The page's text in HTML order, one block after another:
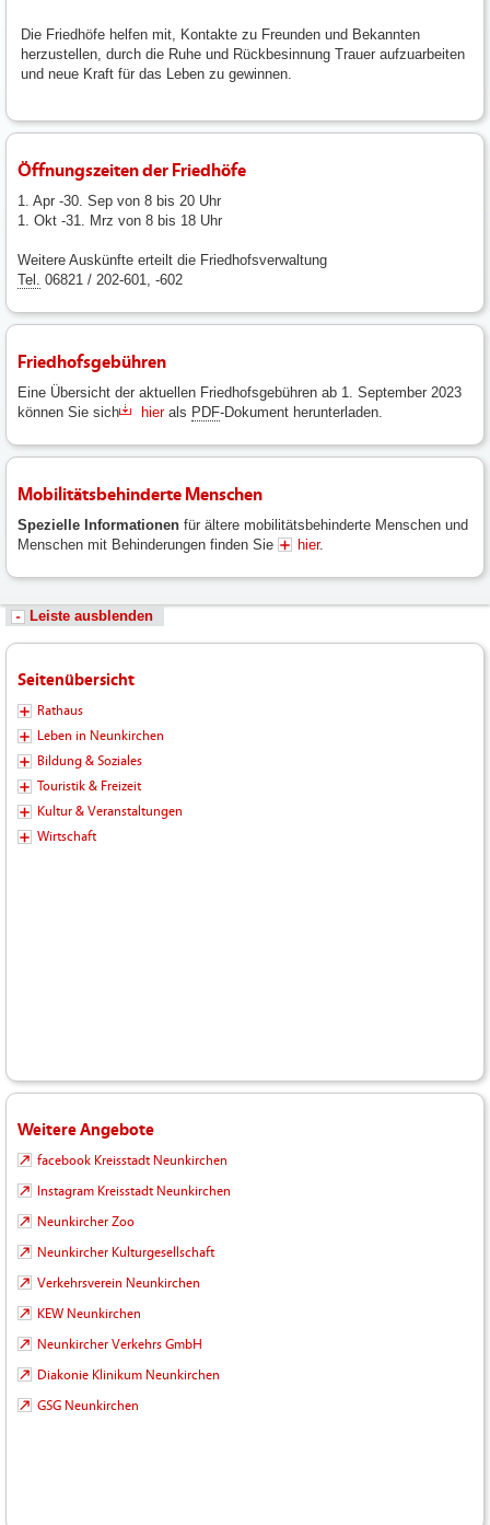
Die Friedhöfe helfen mit, Kontakte zu Freunden und Bekannten
herzustellen, durch die Ruhe und Rückbesinnung Trauer aufzuarbeiten
und neue Kraft für das Leben zu gewinnen.
Öffnungszeiten der Friedhöfe
1. Apr -30. Sep von 8 bis 20 Uhr
1. Okt -31. Mrz von 8 bis 18 Uhr
Weitere Auskünfte erteilt die Friedhofsverwaltung
Tel. 06821 / 202-601, -602
Friedhofsgebühren
Eine Übersicht der aktuellen Friedhofsgebühren ab 1. September 2023
können Sie sich
hierals PDF-Dokument herunterladen.
Mobilitätsbehinderte Menschen
Spezielle Informationen für ältere mobilitätsbehinderte Menschen und
Menschen mit Behinderungen finden Sie
hier.
Leiste ausblenden
Seitenübersicht
Rathaus
Leben in Neunkirchen
Bildung & Soziales
Touristik & Freizeit
Kultur & Veranstaltungen
Wirtschaft
Weitere Angebote
facebook Kreisstadt Neunkirchen
Instagram Kreisstadt Neunkirchen
Neunkircher Zoo
Neunkircher Kulturgesellschaft
Verkehrsverein Neunkirchen
KEW Neunkirchen
Neunkircher Verkehrs GmbH
Diakonie Klinikum Neunkirchen
GSG Neunkirchen